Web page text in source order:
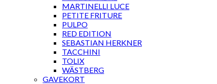
MARTINELLI LUCE
PETITE FRITURE
PULPO
RED EDITION
SEBASTIAN HERKNER
TACCHINI
TOLIX
WÄSTBERG
GAVEKORT